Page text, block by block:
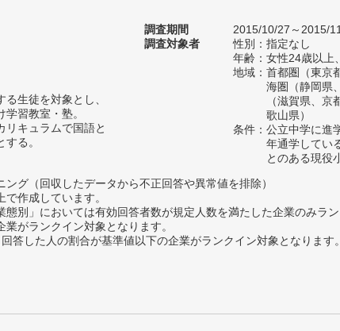
生徒を対象とし、
習教室・塾。
リキュラムで国語と
る。
調査期間
2015/10/27～2015/
調査対象者
性別：指定なし
年齢：女性24歳以上
地域：首都圏（東京
海圏（静岡県
（滋賀県、
歌山県）
条件：公立中学に進
年通学してい
とのある現役
グ（回収したデータから不正回答や異常値を排除）
作成しています。
別」においては有効回答者数が規定人数を満たした企業のみラ
がランクイン対象となります。
した人の割合が基準値以下の企業がランクイン対象となります。